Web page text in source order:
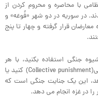
با محاصره و محروم کردن از
در سوریه در دو شهر «فُوعَه» و
قرار گرفته و چهار تا پنج
جنگی استفاده بکنید، با هر
انگیزه‌ای که آن طرف مقابل را مجازات جمعی(Collective punishment) کنید یا
این یک جنایت جنگی است که
را در غزه انجام می دهد.